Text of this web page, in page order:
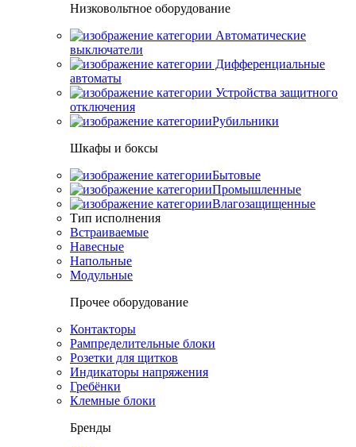
Низковольтное оборудование
Автоматические
выключатели
Дифференциальные
автоматы
Устройства защитного
отключения
Рубильники
Шкафы и боксы
Бытовые
Промышленные
Влагозащищенные
Тип исполнения
Встраиваемые
Навесные
Напольные
Модульные
Прочее оборудование
Контакторы
Рампределительные блоки
Розетки для щитков
Индикаторы напряжения
Гребёнки
Клемные блоки
Бренды